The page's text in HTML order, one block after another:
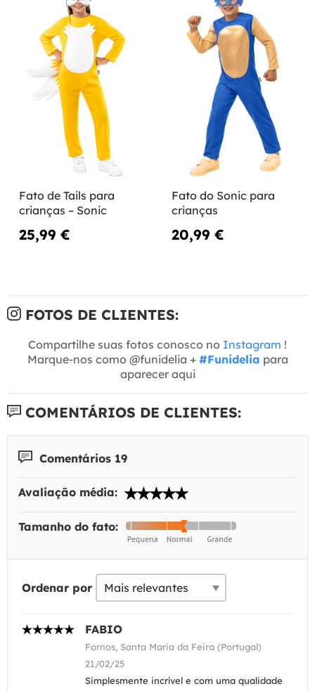
Fato de Tails para
crianças – Sonic
25,99 €
Fato do Sonic para
crianças
20,99 €
FOTOS DE CLIENTES:
Compartilhe suas fotos conosco no Instagram !
Marque-nos como @funidelia + #Funidelia para
aparecer aqui
COMENTÁRIOS DE CLIENTES:
Comentários 19
Avaliação média:
Tamanho do fato:
Ordenar por
FABIO
Fornos, Santa Maria da Feira (Portugal)
21/02/25
Simplesmente incrível e com uma qualidade